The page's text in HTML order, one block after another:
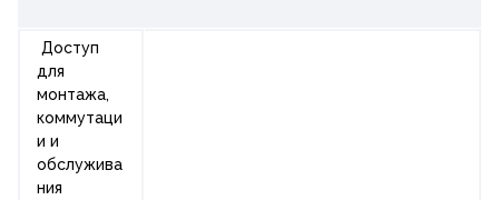
Доступ
для
монтажа,
коммутаци
и и
обслужива
ния